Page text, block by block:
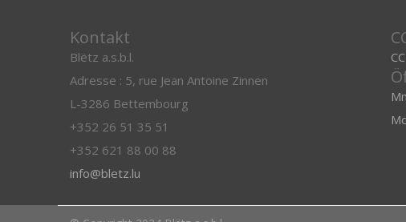
Kontakt
Blëtz a.s.b.l.
Adresse : 5, rue Jean Antoine Zinnen
L-3286 Bettembourg
+352 26 51 35 51
+352 621 88 00 88
info@bletz.lu